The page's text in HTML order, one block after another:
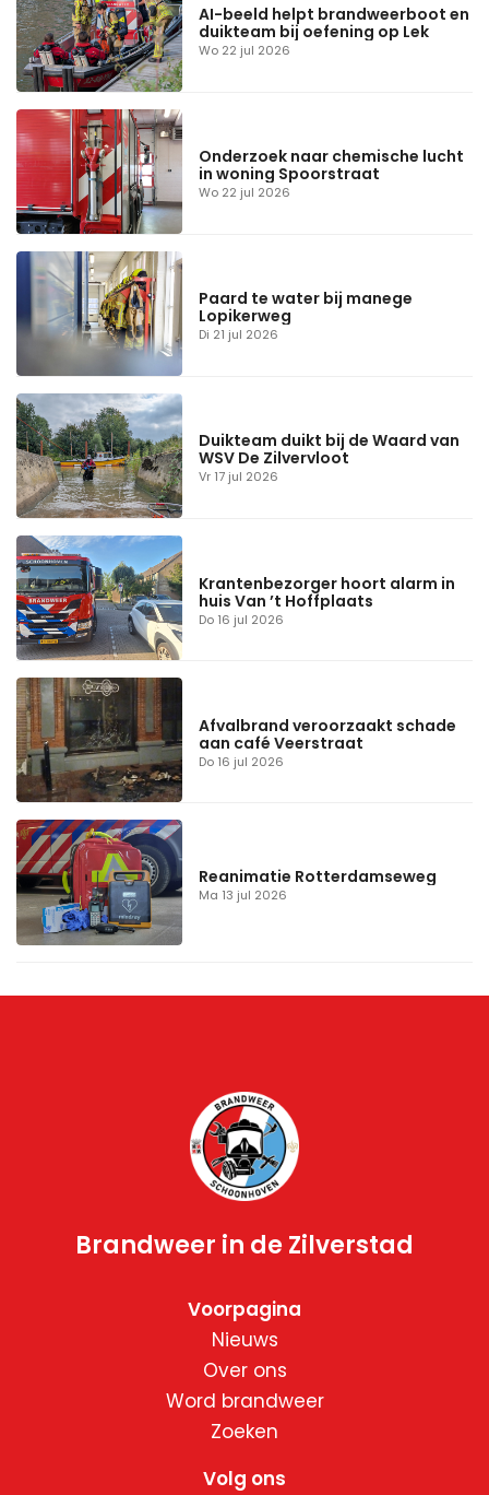
Wo 22 jul 2026
AI-beeld helpt brandweerboot en
duikteam bij oefening op Lek
Wo 22 jul 2026
Onderzoek naar chemische lucht
in woning Spoorstraat
Di 21 jul 2026
Paard te water bij manege
Lopikerweg
Vr 17 jul 2026
Duikteam duikt bij de Waard van
WSV De Zilvervloot
Do 16 jul 2026
Krantenbezorger hoort alarm in
huis Van ’t Hoffplaats
Do 16 jul 2026
Afvalbrand veroorzaakt schade
aan café Veerstraat
Ma 13 jul 2026
Reanimatie Rotterdamseweg
Brandweer in de Zilverstad
Voorpagina
Nieuws
Over ons
Word brandweer
Zoeken
Volg ons